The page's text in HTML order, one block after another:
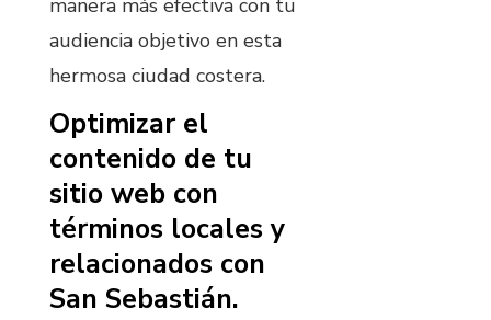
audiencia objetivo en esta
hermosa ciudad costera.
Optimizar el
contenido de tu
sitio web con
términos locales y
relacionados con
San Sebastián.